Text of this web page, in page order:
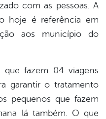
com as pessoas. A
hoje é referência em
aos município do
que fazem 04 viagens
garantir o tratamento
pequenos que fazem
lá também. O que